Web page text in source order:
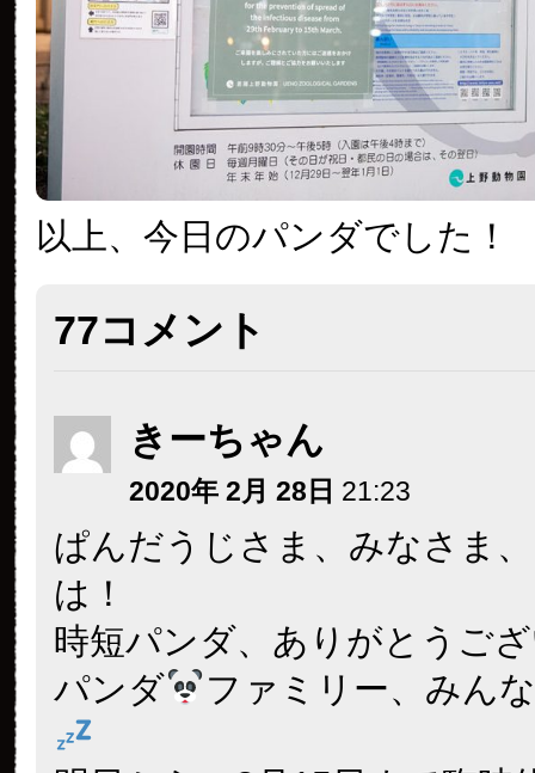
以上、今日のパンダでした！
77コメント
きーちゃん
2020年 2月 28日 21:23
ぱんだうじさま、みなさま
は！
時短パンダ、ありがとうご
パンダ
ファミリー、みん